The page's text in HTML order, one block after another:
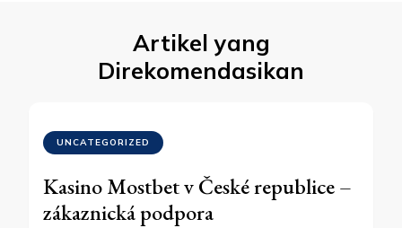
Artikel yang
Direkomendasikan
UNCATEGORIZED
Kasino Mostbet v České republice –
zákaznická podpora